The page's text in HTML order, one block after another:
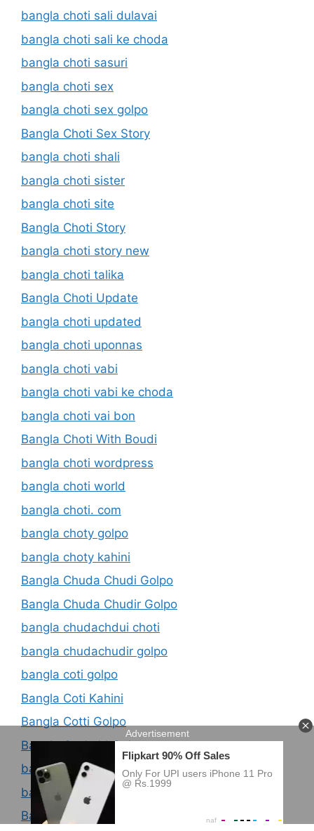
bangla choti sali dulavai
bangla choti sali ke choda
bangla choti sasuri
bangla choti sex
bangla choti sex golpo
Bangla Choti Sex Story
bangla choti shali
bangla choti sister
bangla choti site
Bangla Choti Story
bangla choti story new
bangla choti talika
Bangla Choti Update
bangla choti updated
bangla choti uponnas
bangla choti vabi
bangla choti vabi ke choda
bangla choti vai bon
Bangla Choti With Boudi
bangla choti wordpress
bangla choti world
bangla choti. com
bangla choty golpo
bangla choty kahini
Bangla Chuda Chudi Golpo
Bangla Chuda Chudir Golpo
bangla chudachdui choti
bangla chudachudir golpo
bangla coti golpo
Bangla Coti Kahini
Bangla Cotti Golpo
Bangla Cuckold Golpo
bangla dhorshon kahini
bangla dhorson er golpo
Bangla Family Choti